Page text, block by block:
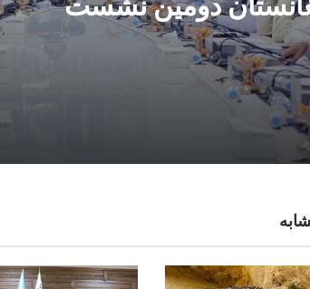
اقتصادی» را برگزار